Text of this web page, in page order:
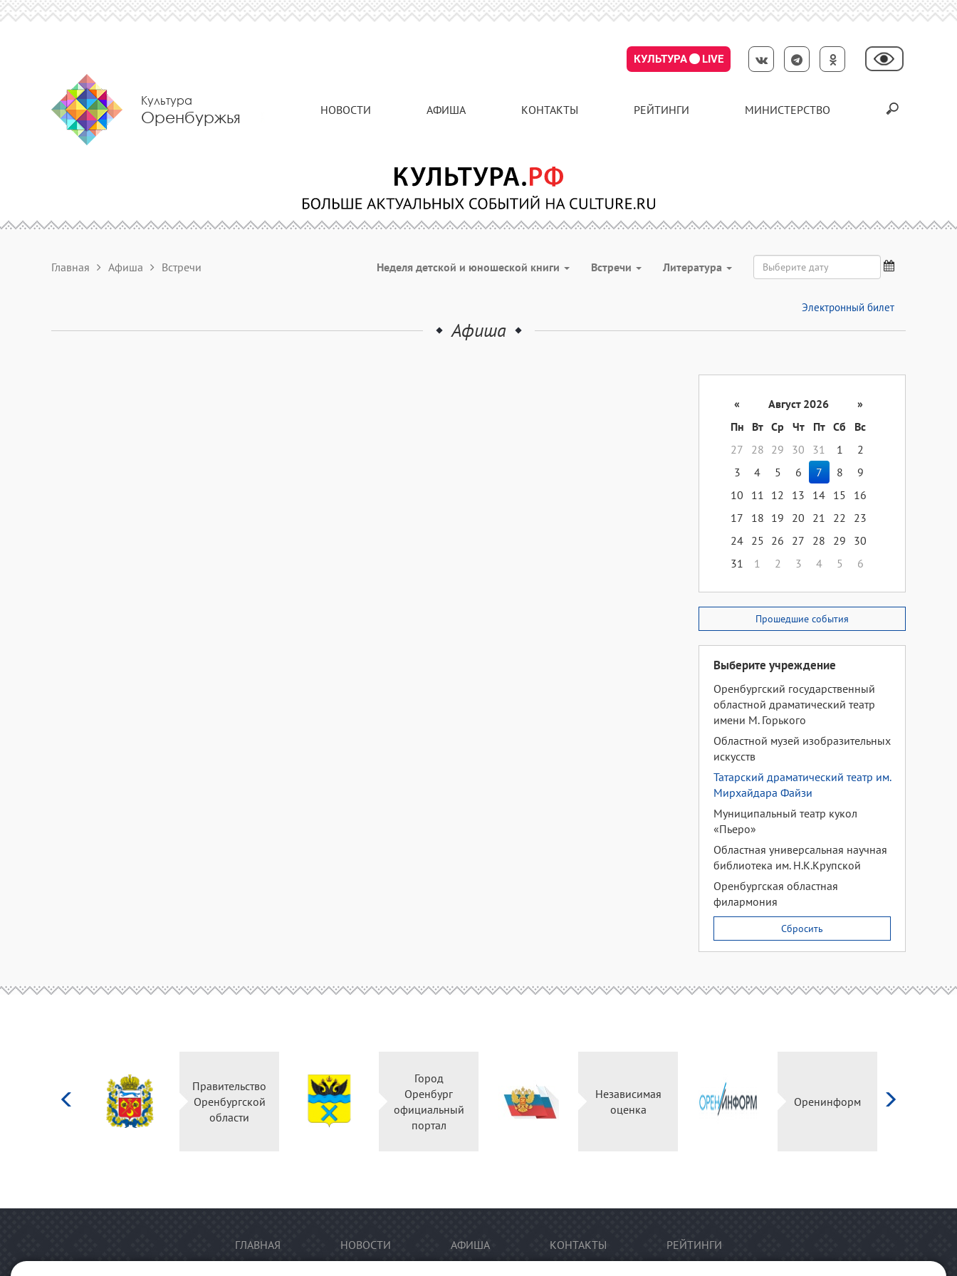
КУЛЬТУРА LIVE
Культура
Оренбуржья НОВОСТИ АФИША КОНТАКТЫ РЕЙТИНГИ МИНИСТЕРСТВО
Главная Афиша Встречи Неделя детской и юношеской книги Встречи Литература
Электронный билет
Афиша
« Август 2026
»
Пн
Вт Ср Чт Пт Сб
Вс
27
28 29 30 31 1
2
3
4 5 6 7 8
9
10
11 12 13 14 15
16
17
18 19 20 21 22
23
24 25 26 27 28 29
30
31
1 2 3 4 5 6
Прошедшие события
Выберите учреждение
Оренбургский государственный
областной драматический театр
имени М. Горького
Областной музей изобразительных
искусств
Татарский драматический театр им.
Мирхайдара Файзи
Муниципальный театр кукол
«Пьеро»
Областная универсальная научная
библиотека им. Н.К.Крупской
Оренбургская областная
филармония
Сбросить
Российской
Правительство
Оренбургской
области
Город
Оренбург
официальный
портал
Независимая
оценка
Оренинформ
ГЛАВНАЯ НОВОСТИ АФИША КОНТАКТЫ РЕЙТИНГИ